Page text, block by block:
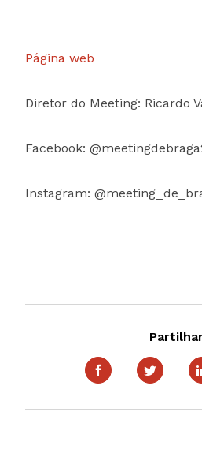
Página web
Diretor do Meeting: Ricardo
Facebook:
Instagram: